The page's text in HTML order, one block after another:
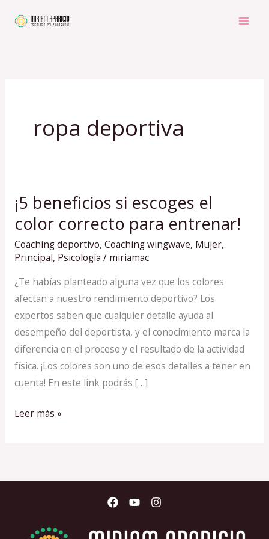
ropa deportiva
¡5 beneficios si escoges el
color correcto para entrenar!
Coaching deportivo, Coaching wingwave, Mujer,
Principal, Psicología / miriamac
¿Te habías planteado alguna vez que los colores
afectan a nuestro rendimiento deportivo? Los
expertos saben que cualquier detalle ayuda al
desempeño del deportista, y el conocimiento marca la
diferencia en el proceso y el resultado de la actividad
física. ¡Los colores son uno de esos detalles a tener en
cuenta! En este link podrás […]
¡5
beneficios
si
escoges
color
correcto
para
entrenar!
Leer más »